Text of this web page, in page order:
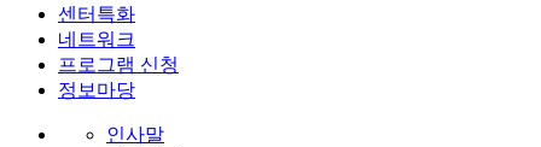
센터특화
네트워크
프로그램 신청
정보마당
인사말